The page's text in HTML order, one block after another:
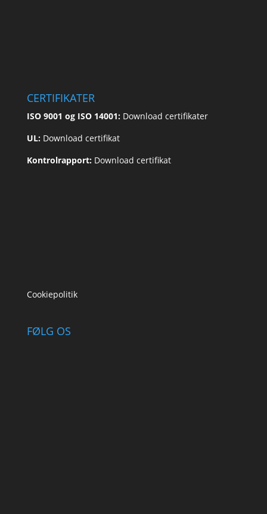
CERTIFIKATER
ISO 9001 og ISO 14001: Download certifikater
UL: Download certifikat
Kontrolrapport: Download certifikat
Cookiepolitik
FØLG OS